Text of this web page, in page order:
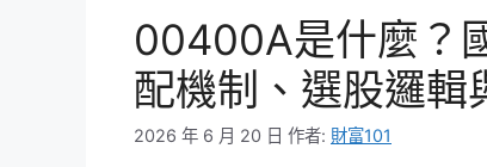
00400A是什麼？
配機制、選股邏
2026 年 6 月 20 日 作者: 財富101